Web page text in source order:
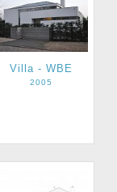
Villa - WBE
2005